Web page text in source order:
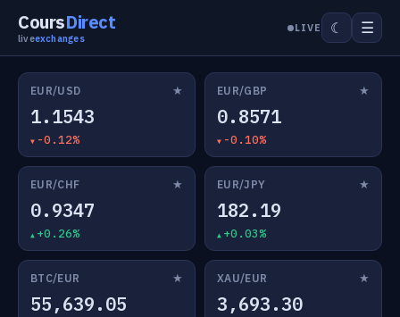
CoursDirect
liveexchanges
LIVE ☾ ☰
EUR/USD ★
1.1543
-0.12%
EUR/GBP ★
0.8571
-0.10%
EUR/CHF ★
0.9347
+0.26%
EUR/JPY ★
182.19
+0.03%
BTC/EUR ★
55,639.05
XAU/EUR ★
3,693.30